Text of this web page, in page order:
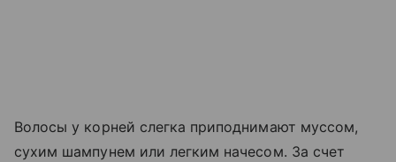
Волосы у корней слегка приподнимают муссом,
сухим шампунем или легким начесом. За счет